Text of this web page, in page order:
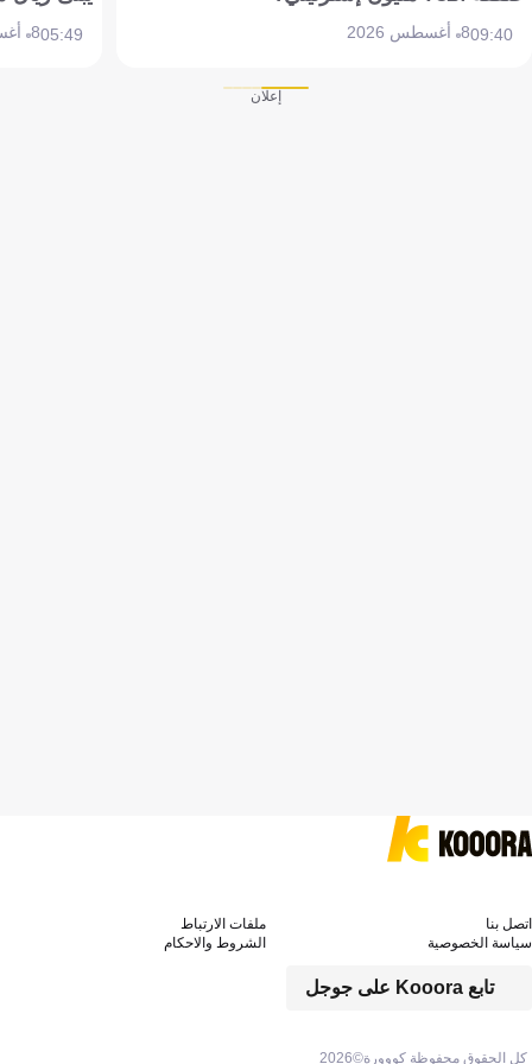
09:408 أغسطس 2026 05:498 أغسطس 2026
إعلان
كل الحقوق محفوظة كووورة©2026
تابع Kooora على جوجل
اتصل بنا
ملفات الارتباط
سياسة الخصوصية
الشروط والاحكام